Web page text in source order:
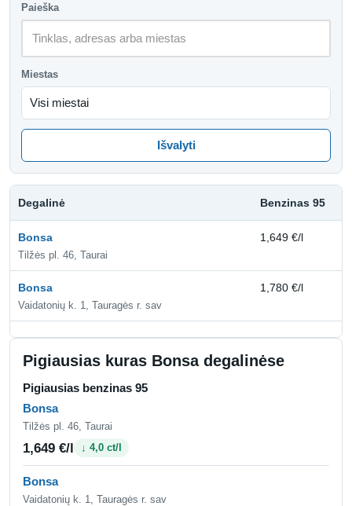
Paieška
Miestas
Išvalyti
Degalinė Benzinas 95
Bonsa
Tilžės pl. 46, Taurai
1,649 €/l
Bonsa
Vaidatonių k. 1, Tauragės r. sav
1,780 €/l
Pigiausias kuras Bonsa degalinėse
Pigiausias benzinas 95
Bonsa
Tilžės pl. 46, Taurai
1,649 €/l ↓ 4,0 ct/l
Bonsa
Vaidatonių k. 1, Tauragės r. sav